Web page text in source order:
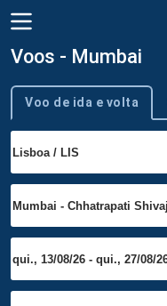
Voos - Mumbai
Tipo de viagem
Voo de ida e volta